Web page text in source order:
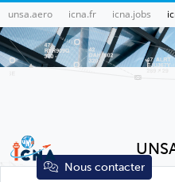
unsa.aero icna.fr icna.jobs
Nous contacter